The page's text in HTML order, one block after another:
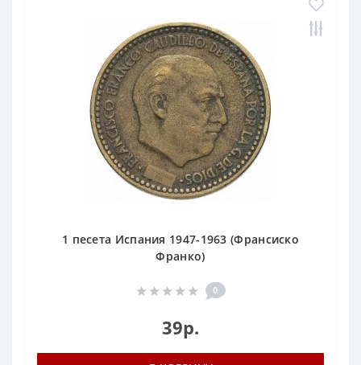
1 песета Испания 1947-1963 (Франсиско
Франко)
0
39р.